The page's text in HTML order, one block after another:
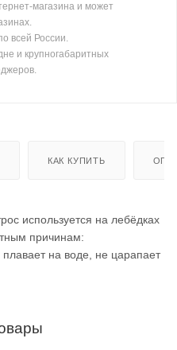
магазина и может
всей России.
и крупногабаритных
КАК КУПИТЬ
используется на лебёдках
причинам:
плавает на воде, не царапает